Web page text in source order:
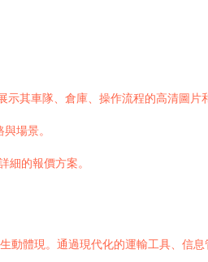
其車隊、倉庫、操作流程的高清圖片
場景。
細的報價方案。
體現。通過現代化的運輸工具、信